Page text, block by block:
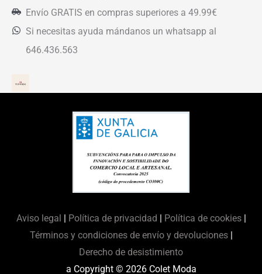
Envío GRATIS en compras superiores a 49.99€
Si necesitas ayuda mándanos un whatsapp al
646.436.563
Aviso legal Política de privacidad Política de cookies|
Términos y condiciones de envío y devoluciones|
Derecho de desistimiento
a Copyright © 2026 Colet Moda